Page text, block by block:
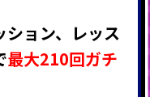
ョン、レッス
最大210回ガチ